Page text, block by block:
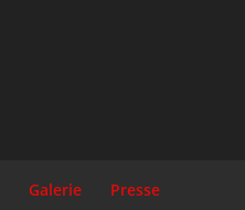
Galerie
Presse